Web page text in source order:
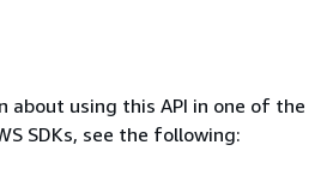
about using this API in one of the
SDKs, see the following: